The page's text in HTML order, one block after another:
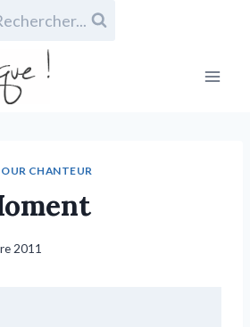
CHANTEUR
2011